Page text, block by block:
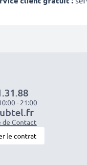
- 21:00
de Contact
le contrat